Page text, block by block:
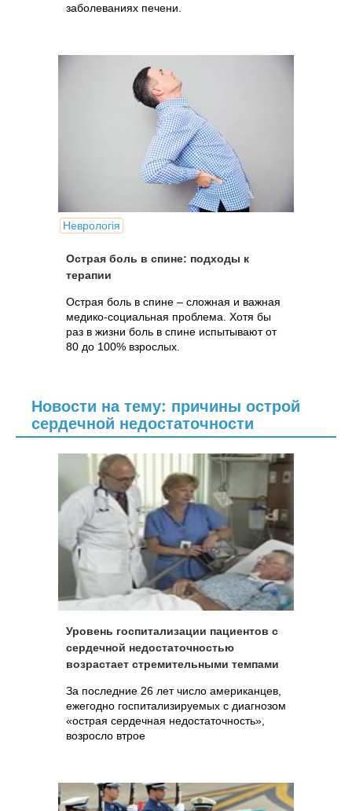
заболеваниях печени.
Неврологія
Острая боль в спине: подходы к
терапии
Острая боль в спине – сложная и важная
медико-социальная проблема. Хотя бы
раз в жизни боль в спине испытывают от
80 до 100% взрослых.
Новости на тему: причины острой
сердечной недостаточности
Уровень госпитализации пациентов с
сердечной недостаточностью
возрастает стремительными темпами
За последние 26 лет число американцев,
ежегодно госпитализируемых с диагнозом
«острая сердечная недостаточность»,
возросло втрое